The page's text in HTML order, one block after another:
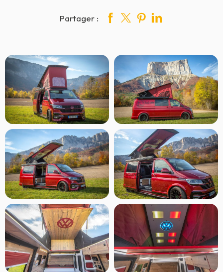
Partager :